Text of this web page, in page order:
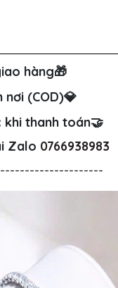
hàng🎁
(COD)💎
thanh toán🤝
Zalo 0766938983